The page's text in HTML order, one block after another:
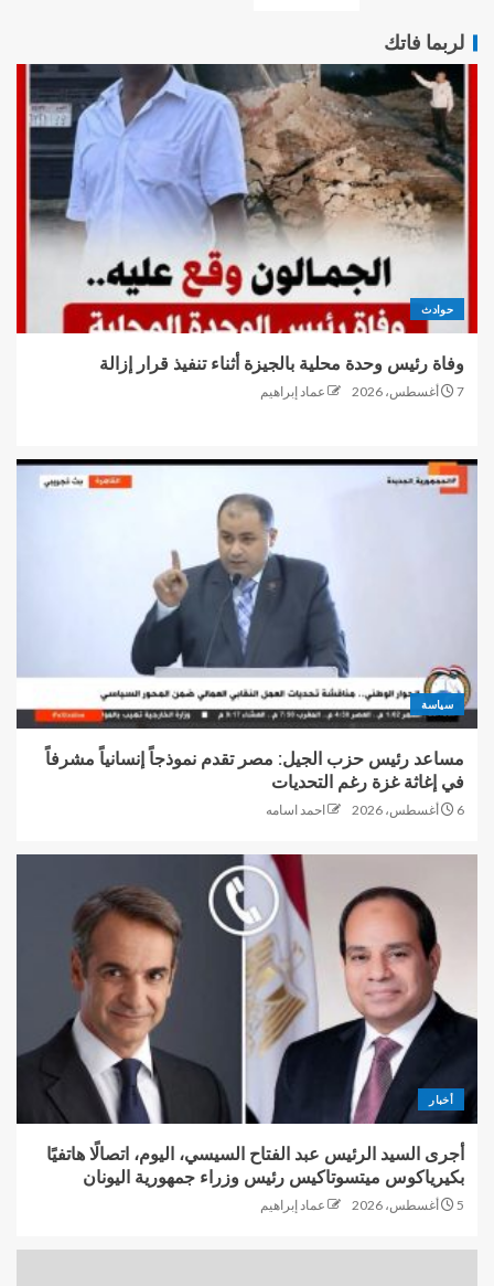
لربما فاتك
حوادث
وفاة رئيس وحدة محلية بالجيزة أثناء تنفيذ قرار إزالة
7 أغسطس، 2026 عماد إبراهيم
سياسة
مساعد رئيس حزب الجيل: مصر تقدم نموذجاً إنسانياً مشرفاً
في إغاثة غزة رغم التحديات
6 أغسطس، 2026 احمد اسامه
أخبار
أجرى السيد الرئيس عبد الفتاح السيسي، اليوم، اتصالًا هاتفيًا
بكيرياكوس ميتسوتاكيس رئيس وزراء جمهورية اليونان
5 أغسطس، 2026 عماد إبراهيم